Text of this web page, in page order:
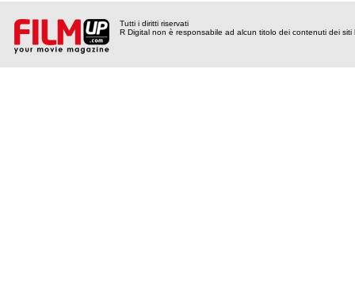
Tutti i diritti riservati
R Digital non è responsabile ad alcun titolo dei contenuti dei siti